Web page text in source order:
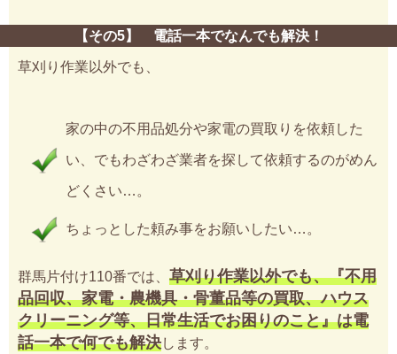
【その5】 電話一本でなんでも解決！
草刈り作業以外でも、
家の中の不用品処分や家電の買取りを依頼した
い、でもわざわざ業者を探して依頼するのがめん
どくさい…。
ちょっとした頼み事をお願いしたい…。
群馬片付け110番では、 草刈り作業以外でも、『不用
品回収、家電・農機具・骨董品等の買取、ハウス
クリーニング等、日常生活でお困りのこと』は電
話一本で何でも解決します。